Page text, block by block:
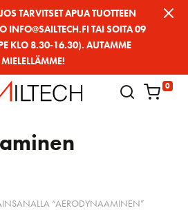
TARVITSET APUA TUOTTEEN
INFO@SAILTECH.FI TAI SOITA 09
KLO 8.30-16.30). AUTAMME
MIELELLÄMME!
0
“AERODYNAAMINEN”